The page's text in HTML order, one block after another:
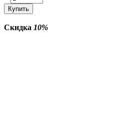
Купить
Скидка 10%